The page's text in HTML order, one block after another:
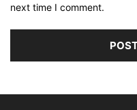
next time I comment.